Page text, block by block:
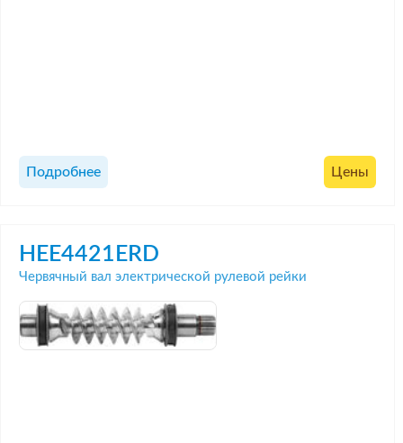
Подробнее Цены
HEE4421ERD
Червячный вал электрической рулевой рейки